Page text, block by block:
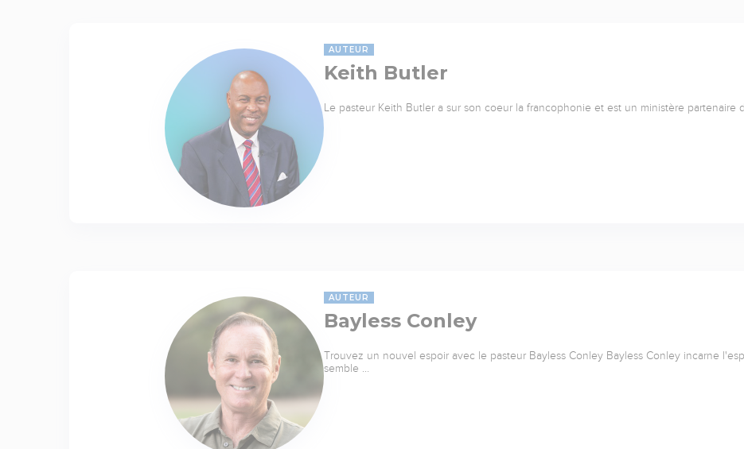
AUTEUR
Keith Butler
Le pasteur Keith Butler a sur son coeur la francophonie et est un ministère partenaire
AUTEUR
Bayless Conley
Trouvez un nouvel espoir avec le pasteur Bayless Conley Bayless Conley incarne
semble …